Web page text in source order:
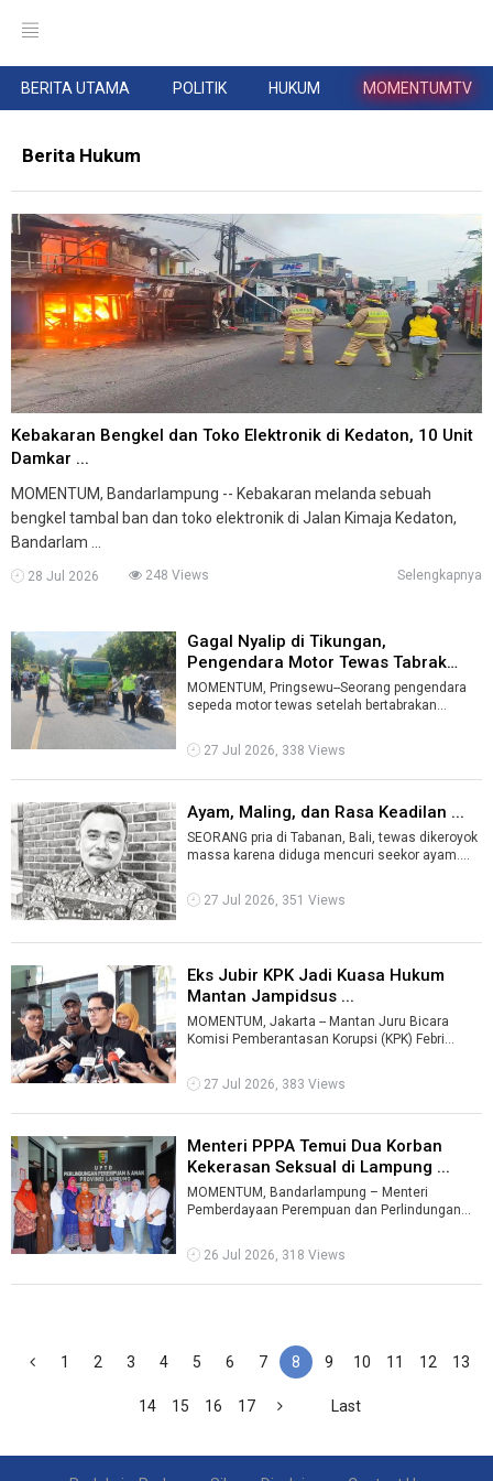
BERITA UTAMA POLITIK HUKUM MOMENTUMTV
Berita Hukum
Kebakaran Bengkel dan Toko Elektronik di Kedaton, 10 Unit
Damkar ...
MOMENTUM, Bandarlampung -- Kebakaran melanda sebuah
bengkel tambal ban dan toko elektronik di Jalan Kimaja Kedaton,
Bandarlam ...
28 Jul 2026 248 Views Selengkapnya
Gagal Nyalip di Tikungan,
Pengendara Motor Tewas Tabrak
Truk Pasi ...
MOMENTUM, Pringsewu--Seorang pengendara
sepeda motor tewas setelah bertabrakan
...
27 Jul 2026, 338 Views
Ayam, Maling, dan Rasa Keadilan ...
SEORANG pria di Tabanan, Bali, tewas dikeroyok
massa karena diduga mencuri seekor ayam.
27 Jul 2026, 351 Views
Eks Jubir KPK Jadi Kuasa Hukum
Mantan Jampidsus ...
MOMENTUM, Jakarta -- Mantan Juru Bicara
Komisi Pemberantasan Korupsi (KPK) Febri
Ja ...
27 Jul 2026, 383 Views
Menteri PPPA Temui Dua Korban
Kekerasan Seksual di Lampung ...
MOMENTUM, Bandarlampung – Menteri
Pemberdayaan Perempuan dan Perlindungan
26 Jul 2026, 318 Views
1 2 3 4 5 6 7 8 9 10 11 12 13
14 15 16 17 Last